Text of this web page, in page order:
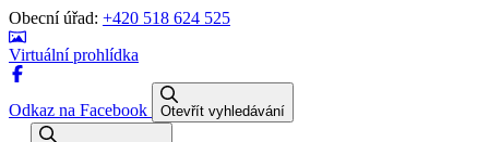
Obecní úřad: +420 518 624 525
Virtuální prohlídka
Odkaz na Facebook Otevřít vyhledávání